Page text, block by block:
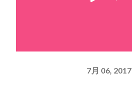
7月 06, 2017